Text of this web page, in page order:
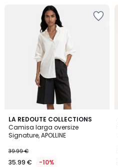
LA REDOUTE COLLECTIONS
Camisa larga oversize
Signature, APOLLINE
39.99 €
35.99 € -10%
4,3
/ 5